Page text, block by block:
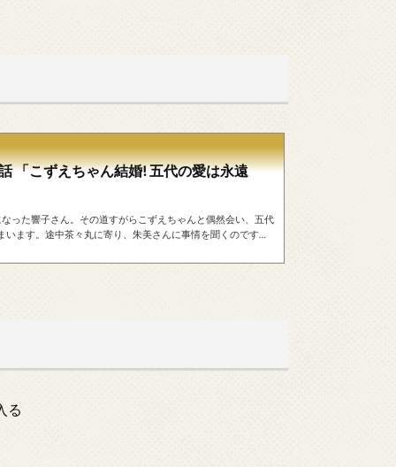
「こずえちゃん結婚! 五代の愛は永遠
った響子さん。その道すがらこずえちゃんと偶然会い、五代
ます。途中茶々丸に寄り、朱美さんに事情を聞くのです
説明する五代君。信用できない響子さん。そして遂に五代君
る